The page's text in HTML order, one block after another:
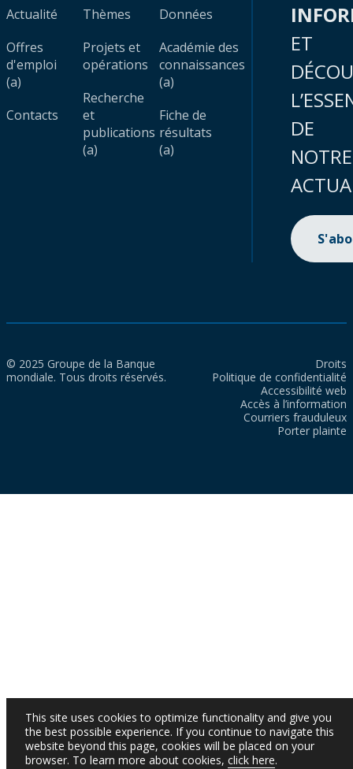
Actualité
Offres
d'emploi
(a)
Contacts
Thèmes
Projets et
opérations
Recherche
et
publications
(a)
Données
Académie des
connaissances
(a)
Fiche de
résultats
(a)
ET
DE
NOTRE
© 2025 Groupe de la Banque
mondiale. Tous droits réservés.
Droits
Politique de confidentialité
Accessibilité web
Accès à l’information
Courriers frauduleux
Porter plainte
This site uses cookies to optimize functionality and give you
the best possible experience. If you continue to navigate this
website beyond this page, cookies will be placed on your
browser. To learn more about cookies, click here.